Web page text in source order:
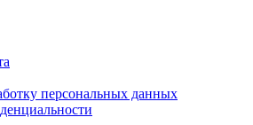
персональных данных